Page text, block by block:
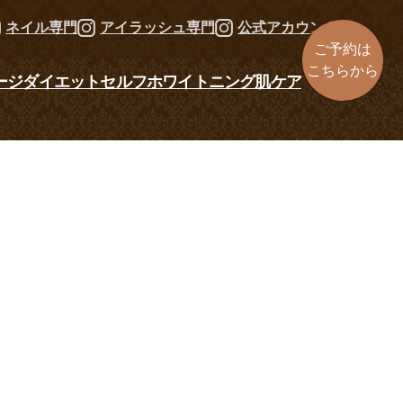
ネイル専門 アイラッシュ専門 公式アカウント
ジダイエットセルフホワイトニング肌ケア
ご予約は
こちらから